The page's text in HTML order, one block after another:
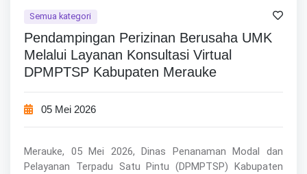
Semua kategori
Pendampingan Perizinan Berusaha UMK
Melalui Layanan Konsultasi Virtual
DPMPTSP Kabupaten Merauke
05 Mei 2026
Merauke, 05 Mei 2026, Dinas Penanaman Modal dan
Pelayanan Terpadu Satu Pintu (DPMPTSP) Kabupaten